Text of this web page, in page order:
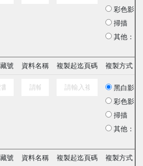
彩色影印
掃描
其他：
號 資料名稱 複製起迄頁碼 複製方式
黑白影印
彩色影印
掃描
其他：
號 資料名稱 複製起迄頁碼 複製方式